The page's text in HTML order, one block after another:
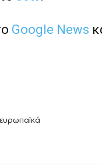
Google News